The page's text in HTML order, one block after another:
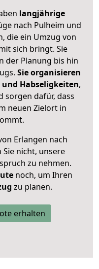
langjährige
nach Pulheim und
die ein Umzug von
sich bringt. Sie
der Planung bis hin
Sie organisieren
Habseligkeiten,
sorgen dafür, dass
neuen Zielort in
Erlangen nach
nicht, unsere
zu nehmen.
noch, um Ihren
zu planen.
erhalten